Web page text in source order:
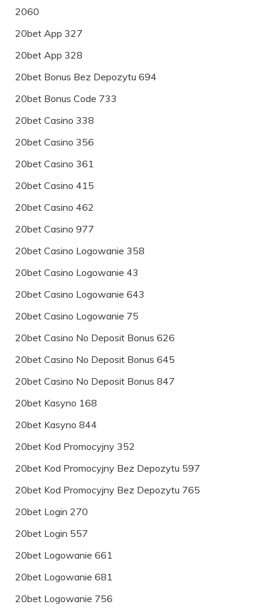
2060
20bet App 327
20bet App 328
20bet Bonus Bez Depozytu 694
20bet Bonus Code 733
20bet Casino 338
20bet Casino 356
20bet Casino 361
20bet Casino 415
20bet Casino 462
20bet Casino 977
20bet Casino Logowanie 358
20bet Casino Logowanie 43
20bet Casino Logowanie 643
20bet Casino Logowanie 75
20bet Casino No Deposit Bonus 626
20bet Casino No Deposit Bonus 645
20bet Casino No Deposit Bonus 847
20bet Kasyno 168
20bet Kasyno 844
20bet Kod Promocyjny 352
20bet Kod Promocyjny Bez Depozytu 597
20bet Kod Promocyjny Bez Depozytu 765
20bet Login 270
20bet Login 557
20bet Logowanie 661
20bet Logowanie 681
20bet Logowanie 756